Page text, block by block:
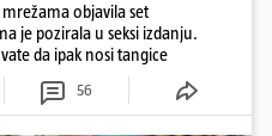
objavila set
je pozirala u seksi izdanju.
da ipak nosi tangice
56